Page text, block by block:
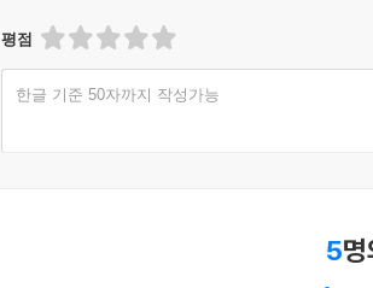
평점
한글 기준 50자까지 작성가능
5